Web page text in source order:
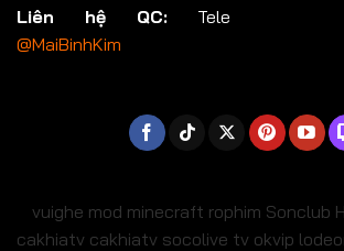
Liên hệ QC: Tele
@MaiBinhKim
vuighe mod minecraft rophim Sonclub
cakhiatv cakhiatv socolive tv okvip